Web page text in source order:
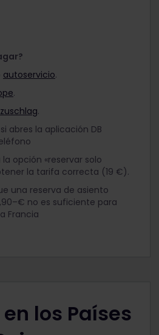
autoservicio.
.
.
abres la aplicación DB
opción «reservar solo
la tarifa correcta (19 €).
una reserva de asiento
no es suficiente para
Francia
los Países